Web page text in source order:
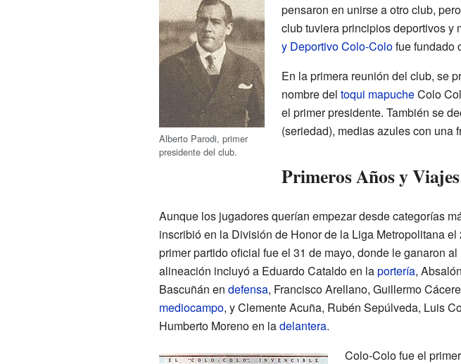
Alberto Parodi, primer
presidente del club.
pensaron en unirse a otro club,
club tuviera principios deportivos y
y Deportivo Colo-Colofue fundado
En la primera reunión del club, se
nombre del toqui mapucheColo
el primer presidente. También se
(seriedad), medias azules con una
Primeros Años y
Aunque los jugadores querían empezar desde categorías
inscribió en la División de Honor de la Liga Metropolitana
primer partido oficial fue el 31 de mayo, donde le ganaron
alineación incluyó a Eduardo Cataldo en laportería,
Bascuñán en defensa, Francisco Arellano, Guillermo
mediocampo, y Clemente Acuña, Rubén Sepúlveda, Luis
Humberto Moreno en ladelantera.
Colo-Colo fue el